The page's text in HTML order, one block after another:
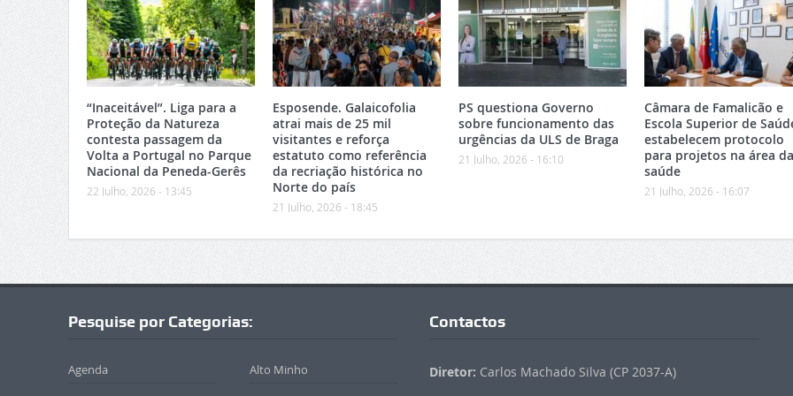
“Inaceitável”. Liga para a
Proteção da Natureza
contesta passagem da
Volta a Portugal no Parque
Nacional da Peneda-Gerês
22 Julho, 2026 - 13:45
Esposende. Galaicofolia
atrai mais de 25 mil
visitantes e reforça
estatuto como referência
da recriação histórica no
Norte do país
21 Julho, 2026 - 18:45
PS questiona Governo
sobre funcionamento das
urgências da ULS de Braga
21 Julho, 2026 - 16:10
Câmara de Famalicão e
Escola Superior de
estabelecem protocolo
para projetos na área da
saúde
21 Julho, 2026 - 16:07
Pesquise por Categorias:
Agenda Alto Minho
Contactos
Diretor: Carlos Machado Silva (CP 2037-A)